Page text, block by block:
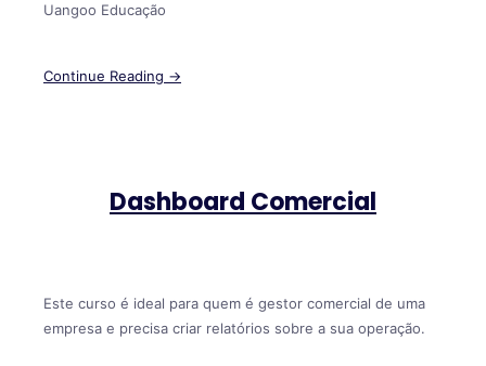
Uangoo Educação
Continue Reading →
Dashboard Comercial
Este curso é ideal para quem é gestor comercial de uma
empresa e precisa criar relatórios sobre a sua operação.